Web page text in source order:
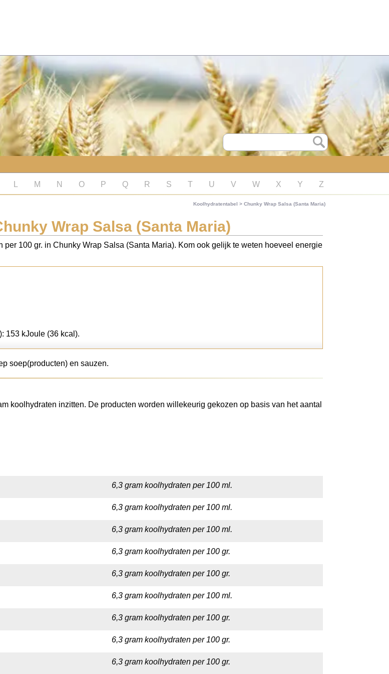
M N O P Q R S T U V W X Y Z
Koolhydratentabel > Chunky Wrap Salsa (Santa Maria)
Wrap Salsa (Santa Maria)
100 gr. in Chunky Wrap Salsa (Santa Maria). Kom ook gelijk te weten hoeveel energie
153 kJoule (36 kcal).
soep(producten) en sauzen.
koolhydraten inzitten. De producten worden willekeurig gekozen op basis van het aantal
6,3 gram koolhydraten per 100 ml.
6,3 gram koolhydraten per 100 ml.
6,3 gram koolhydraten per 100 ml.
6,3 gram koolhydraten per 100 gr.
6,3 gram koolhydraten per 100 gr.
6,3 gram koolhydraten per 100 ml.
6,3 gram koolhydraten per 100 gr.
6,3 gram koolhydraten per 100 gr.
6,3 gram koolhydraten per 100 gr.